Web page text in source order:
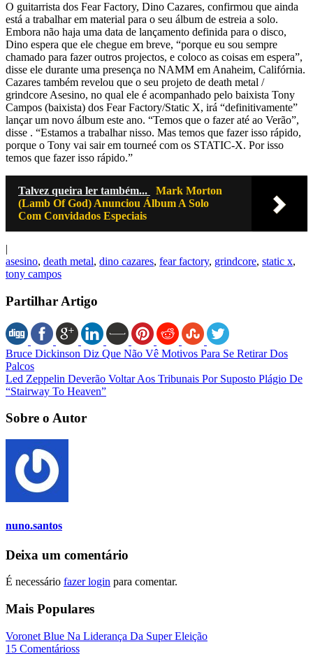
O guitarrista dos Fear Factory, Dino Cazares, confirmou que ainda
está a trabalhar em material para o seu álbum de estreia a solo.
Embora não haja uma data de lançamento definida para o disco,
Dino espera que ele chegue em breve, “porque eu sou sempre
chamado para fazer outros projectos, e coloco as coisas em espera”,
disse ele durante uma presença no NAMM em Anaheim, Califórnia.
Cazares também revelou que o seu projeto de death metal /
grindcore Asesino, no qual ele é acompanhado pelo baixista Tony
Campos (baixista) dos Fear Factory/Static X, irá “definitivamente”
lançar um novo álbum este ano. “Temos que o fazer até ao Verão”,
disse . “Estamos a trabalhar nisso. Mas temos que fazer isso rápido,
porque o Tony vai sair em tourneé com os STATIC-X. Por isso
temos que fazer isso rápido.”
Talvez queira ler também...
Mark Morton
(Lamb Of God) Anunciou Álbum A Solo
Com Convidados Especiais
|
asesino, death metal, dino cazares, fear factory, grindcore, static x,
tony campos
Partilhar Artigo
Bruce Dickinson Diz Que Não Vê Motivos Para Se Retirar Dos
Palcos
Led Zeppelin Deverão Voltar Aos Tribunais Por Suposto Plágio De
“Stairway To Heaven”
Sobre o Autor
nuno.santos
Deixa um comentário
É necessário fazer login para comentar.
Mais Populares
Voronet Blue Na Liderança Da Super Eleição
15 Comentárioss